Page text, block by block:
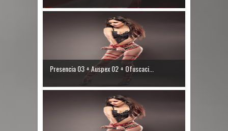
Presencia 03 + Auspex 02 + Ofuscaci...